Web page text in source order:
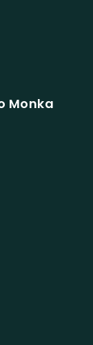
Monka